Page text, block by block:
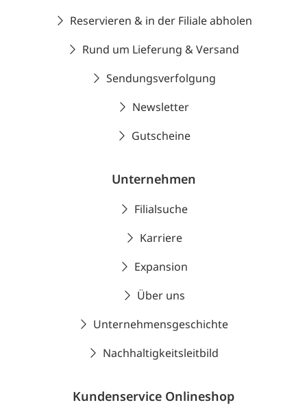
Reservieren & in der Filiale abholen
Rund um Lieferung & Versand
Sendungsverfolgung
Newsletter
Gutscheine
Unternehmen
Filialsuche
Karriere
Expansion
Über uns
Unternehmensgeschichte
Nachhaltigkeitsleitbild
Kundenservice Onlineshop